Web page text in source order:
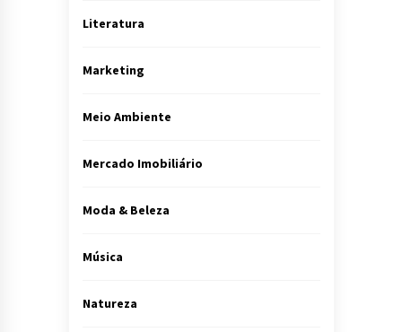
Literatura
Marketing
Meio Ambiente
Mercado Imobiliário
Moda & Beleza
Música
Natureza